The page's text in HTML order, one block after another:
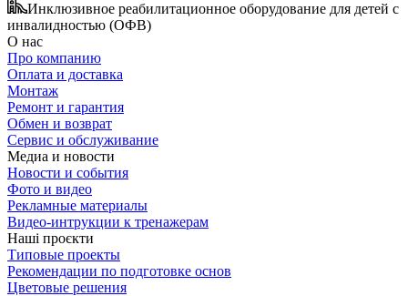
Инклюзивное реабилитационное оборудование для детей с
инвалидностью (ОФВ)
О нас
Про компанию
Оплата и доставка
Монтаж
Ремонт и гарантия
Обмен и возврат
Сервис и обслуживание
Медиа и новости
Новости и события
Фото и видео
Рекламные материалы
Видео-интрукции к тренажерам
Наші проєкти
Типовые проекты
Рекомендации по подготовке основ
Цветовые решения